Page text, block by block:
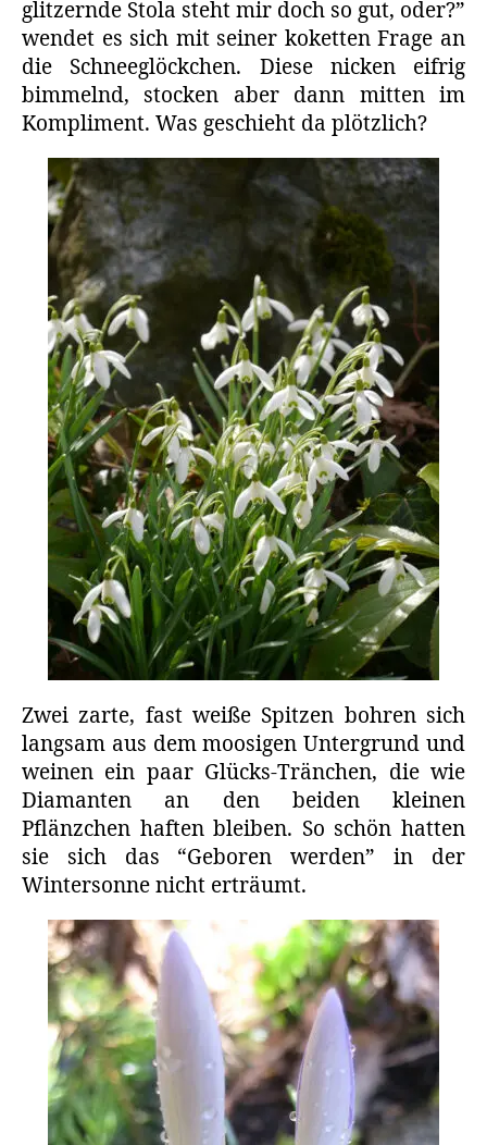
glitzernde Stola steht mir doch so gut, oder?”
wendet es sich mit seiner koketten Frage an
die Schneeglöckchen. Diese nicken eifrig
bimmelnd, stocken aber dann mitten im
Kompliment. Was geschieht da plötzlich?
Zwei zarte, fast weiße Spitzen bohren sich
langsam aus dem moosigen Untergrund und
weinen ein paar Glücks-Tränchen, die wie
Diamanten an den beiden kleinen
Pflänzchen haften bleiben. So schön hatten
sie sich das “Geboren werden” in der
Wintersonne nicht erträumt.